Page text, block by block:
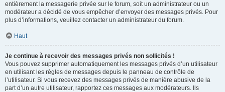
entièrement la messagerie privée sur le forum, soit un administrateur ou un
modérateur a décidé de vous empêcher d’envoyer des messages privés. Pour
plus d’informations, veuillez contacter un administrateur du forum.
Haut
Je continue à recevoir des messages privés non sollicités !
Vous pouvez supprimer automatiquement les messages privés d’un utilisateur
en utilisant les règles de messages depuis le panneau de contrôle de
l’utilisateur. Si vous recevez des messages privés de manière abusive de la
part d’un autre utilisateur, rapportez ces messages aux modérateurs. Ils